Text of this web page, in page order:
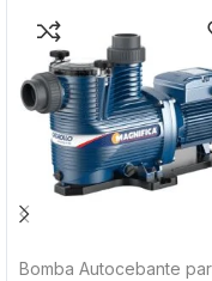
Bomba Autocebante